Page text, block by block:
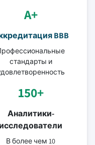
A+
BBB
стандарты и
150+
Аналитики-
исследователи
В более чем 10